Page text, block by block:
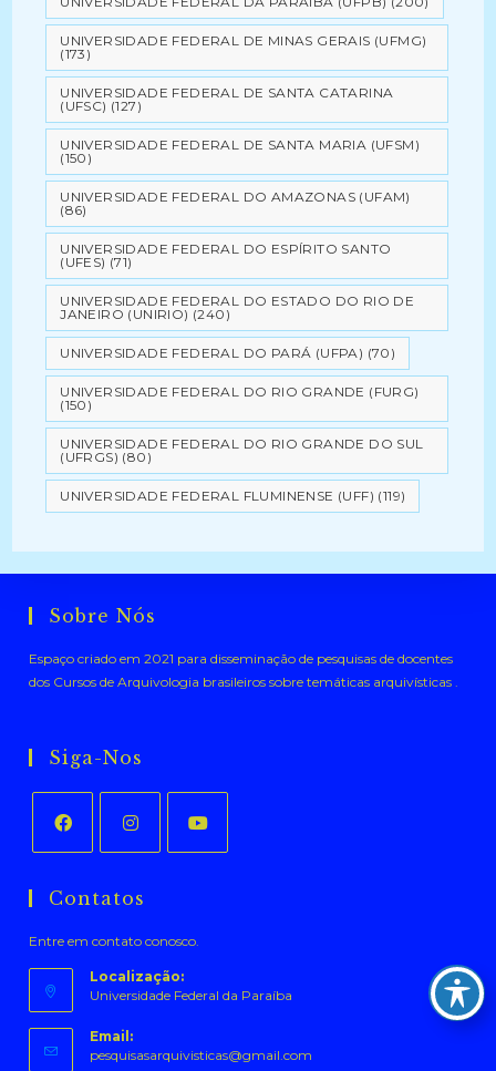
UNIVERSIDADE FEDERAL DE MINAS GERAIS (UFMG)
(173)
UNIVERSIDADE FEDERAL DE SANTA CATARINA
(UFSC) (127)
UNIVERSIDADE FEDERAL DE SANTA MARIA (UFSM)
(150)
UNIVERSIDADE FEDERAL DO AMAZONAS (UFAM)
(86)
UNIVERSIDADE FEDERAL DO ESPÍRITO SANTO
(UFES) (71)
UNIVERSIDADE FEDERAL DO ESTADO DO RIO DE
JANEIRO (UNIRIO) (240)
UNIVERSIDADE FEDERAL DO PARÁ (UFPA) (70)
UNIVERSIDADE FEDERAL DO RIO GRANDE (FURG)
(150)
UNIVERSIDADE FEDERAL DO RIO GRANDE DO SUL
(UFRGS) (80)
UNIVERSIDADE FEDERAL FLUMINENSE (UFF) (119)
Sobre Nós
Espaço criado em 2021 para disseminação de pesquisas de docentes
dos Cursos de Arquivologia brasileiros sobre temáticas arquivísticas .
Siga-Nos
em
nova
aba
em
nova
aba
nova
aba
Contatos
Entre em contato conosco.
Localização:
Universidade Federal da Paraíba
Email:
pesquisasarquivisticas@gmail.com